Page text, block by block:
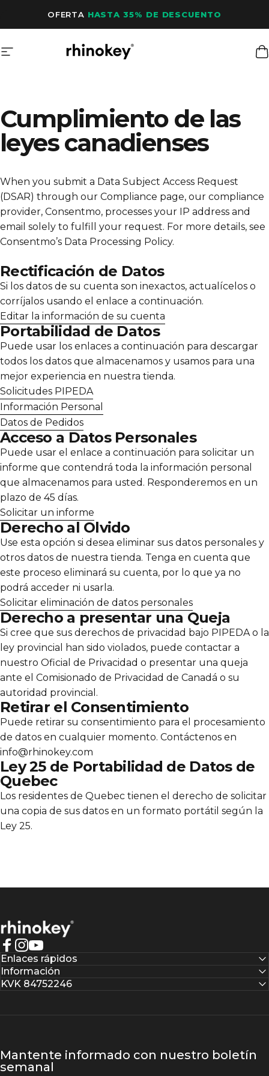
OFERTA HASTA 35% DE DESCUENTO
Navegación Rhinokey®
Cumplimiento de las
leyes canadienses
When you submit a Data Subject Access Request
(DSAR) through our Compliance page, our compliance
provider, Consentmo, processes your IP address and
email solely to fulfill your request. For more details, see
Consentmo’s Data Processing Policy.
Rectificación de Datos
Si los datos de su cuenta son inexactos, actualícelos o
corríjalos usando el enlace a continuación.
Editar la información de su cuenta
Portabilidad de Datos
Puede usar los enlaces a continuación para descargar
todos los datos que almacenamos y usamos para una
mejor experiencia en nuestra tienda.
Solicitudes PIPEDA
Información Personal
Datos de Pedidos
Acceso a Datos Personales
Puede usar el enlace a continuación para solicitar un
informe que contendrá toda la información personal
que almacenamos para usted. Responderemos en un
plazo de 45 días.
Solicitar un informe
Derecho al Olvido
Use esta opción si desea eliminar sus datos personales y
otros datos de nuestra tienda. Tenga en cuenta que
este proceso eliminará su cuenta, por lo que ya no
podrá acceder ni usarla.
Solicitar eliminación de datos personales
Derecho a presentar una Queja
Si cree que sus derechos de privacidad bajo PIPEDA o la
ley provincial han sido violados, puede contactar a
nuestro Oficial de Privacidad o presentar una queja
ante el Comisionado de Privacidad de Canadá o su
autoridad provincial.
Retirar el Consentimiento
Puede retirar su consentimiento para el procesamiento
de datos en cualquier momento. Contáctenos en
info@rhinokey.com
Ley 25 de Portabilidad de Datos de
Quebec
Los residentes de Quebec tienen el derecho de solicitar
una copia de sus datos en un formato portátil según la
Ley 25.
Rhinokey®
Facebook
Instagram
YouTube
Enlaces rápidos
Información
KVK 84752246
Mantente informado con nuestro boletín
semanal